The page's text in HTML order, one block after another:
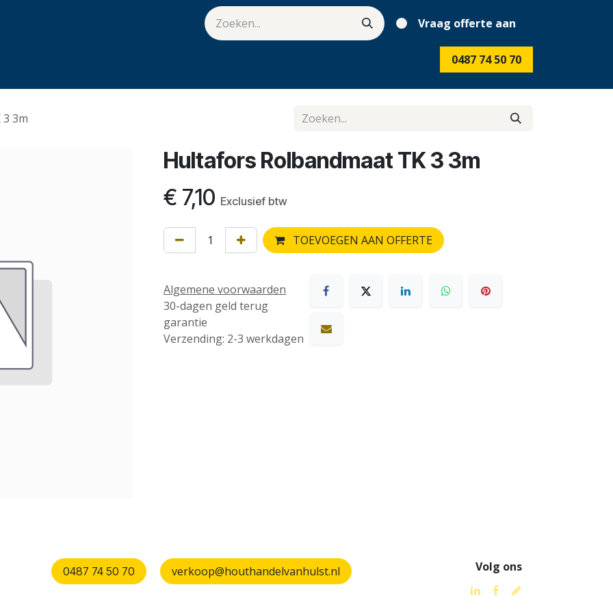
Vraag offerte aan
0487 74 50 70
3m
Hultafors Rolbandmaat TK 3 3m
€ 7,10 Exclusief btw
TOEVOEGEN AAN OFFERTE
Algemene voorwaarden
30-dagen geld terug
garantie
Verzending: 2-3 werkdagen
verkoop@houthandelvanhulst.nl Volg ons
0487 74 50 70